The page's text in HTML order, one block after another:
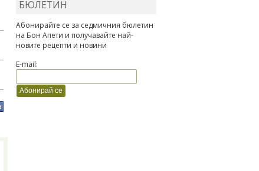
БЮЛЕТИН
Абонирайте се за седмичния бюлетин
на Бон Апети и получавайте най-
новите рецепти и новини
E-mail: